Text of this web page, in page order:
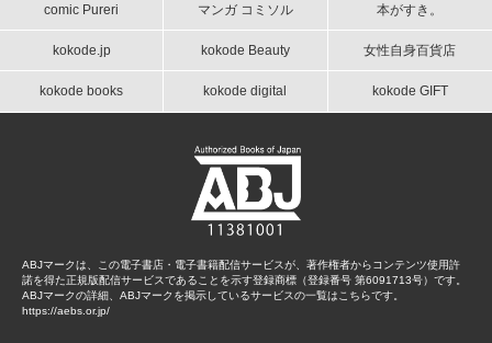
comic Pureri マンガ コミソル 本がすき。
kokode.jp kokode Beauty 女性自身百貨店
kokode books kokode digital kokode GIFT
ABJマークは、この電子書店・電子書籍配信サービスが、著作権者からコンテンツ使用許
諾を得た正規版配信サービスであることを示す登録商標（登録番号 第6091713号）です。
ABJマークの詳細、ABJマークを掲示しているサービスの一覧はこちらです。
https://aebs.or.jp/